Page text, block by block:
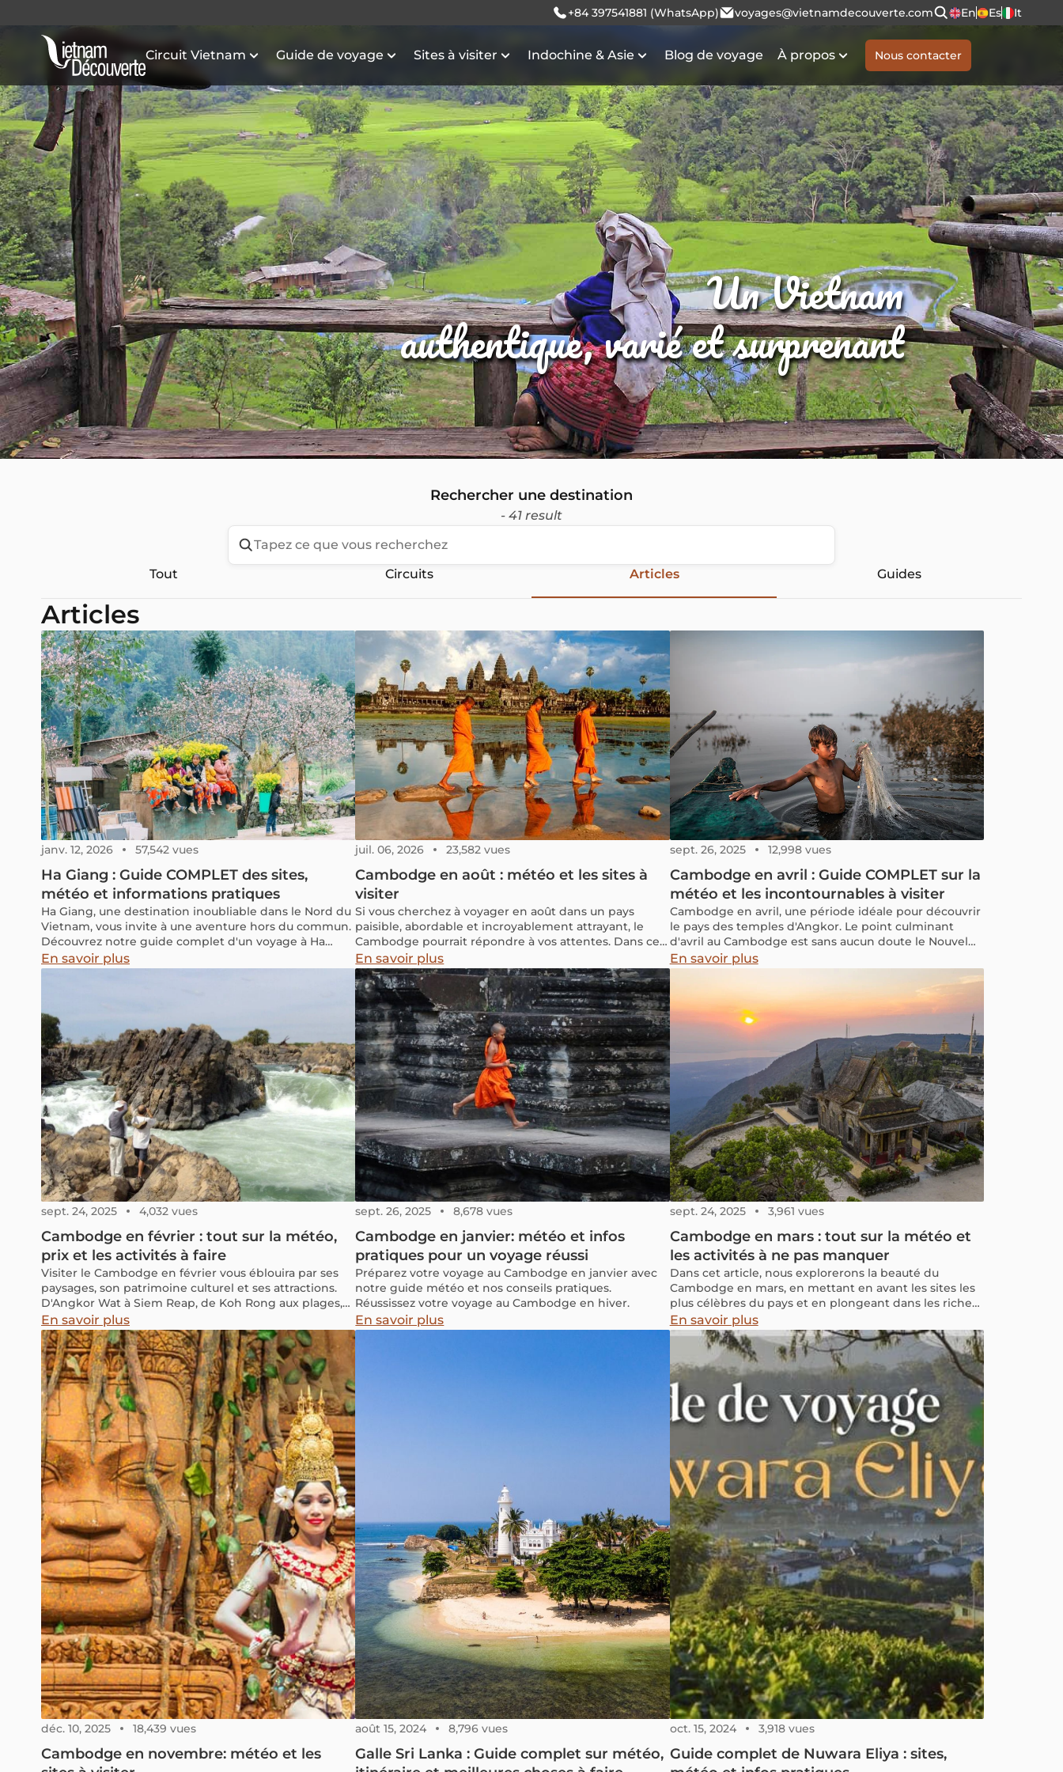
+84 397541881 (WhatsApp) voyages@vietnamdecouverte.com En Es It
Circuit Vietnam Guide de voyage Sites à visiter Indochine & Asie Blog de voyage À propos Nous contacter
Un Vietnam
authentique, varié et surprenant
Rechercher une destination
- 41 result
Tout Circuits Articles Guides
Articles
janv. 12, 2026 57,542 vues
Ha Giang : Guide COMPLET des sites,
météo et informations pratiques
Ha Giang, une destination inoubliable dans le Nord du
Vietnam, vous invite à une aventure hors du commun.
Découvrez notre guide complet d'un voyage à Ha
Giang avec les meilleurs conseils météo, des
itinéraires passionnants et nos suggestions de
En savoir plus
juil. 06, 2026 23,582 vues
Cambodge en août : météo et les sites à
visiter
Si vous cherchez à voyager en août dans un pays
paisible, abordable et incroyablement attrayant, le
Cambodge pourrait répondre à vos attentes. Dans cet
article, vous trouverez toutes les informations
authentiques et variées sur le Cambodge en août, et
nous explorerons ensemble si cette période est
propice pour explorer ce pays fascinant.
En savoir plus
sept. 26, 2025 12,998 vues
Cambodge en avril : Guide COMPLET sur la
météo et les incontournables à visiter
Cambodge en avril, une période idéale pour découvrir
le pays des temples d'Angkor. Le point culminant
d'avril au Cambodge est sans aucun doute le Nouvel
An Cambodgien, également connu sous le nom de
Choul Chnam Thmey. Cette période est marquée par
des festivités colorées et des rituels ancestraux, offrant
aux visiteurs une immersion unique dans la riche
culture cambodgienne. Rejoignez-nous pour découvrir
quel temps il fait ce mois-ci et tous les
renseignements pratiques nécessaires pour une visite
réussie.
En savoir plus
sept. 24, 2025 4,032 vues
Cambodge en février : tout sur la météo,
prix et les activités à faire
Visiter le Cambodge en février vous éblouira par ses
paysages, son patrimoine culturel et ses attractions.
D'Angkor Wat à Siem Reap, de Koh Rong aux plages,
l'expérience de la saison est riche et variée
En savoir plus
sept. 26, 2025 8,678 vues
Cambodge en janvier: météo et infos
pratiques pour un voyage réussi
Préparez votre voyage au Cambodge en janvier avec
notre guide météo et nos conseils pratiques.
Réussissez votre voyage au Cambodge en hiver.
En savoir plus
sept. 24, 2025 3,961 vues
Cambodge en mars : tout sur la météo et
les activités à ne pas manquer
Dans cet article, nous explorerons la beauté du
Cambodge en mars, en mettant en avant les sites les
plus célèbres du pays et en plongeant dans les riches
expériences culturelles qui vous attendent. Préparez-
vous à découvrir pourquoi il est idéal de visiter le
Cambodge en mars.
En savoir plus
déc. 10, 2025 18,439 vues
Cambodge en novembre: météo et les
août 15, 2024 8,796 vues
Galle Sri Lanka : Guide complet sur météo,
oct. 15, 2024 3,918 vues
Guide complet de Nuwara Eliya : sites,